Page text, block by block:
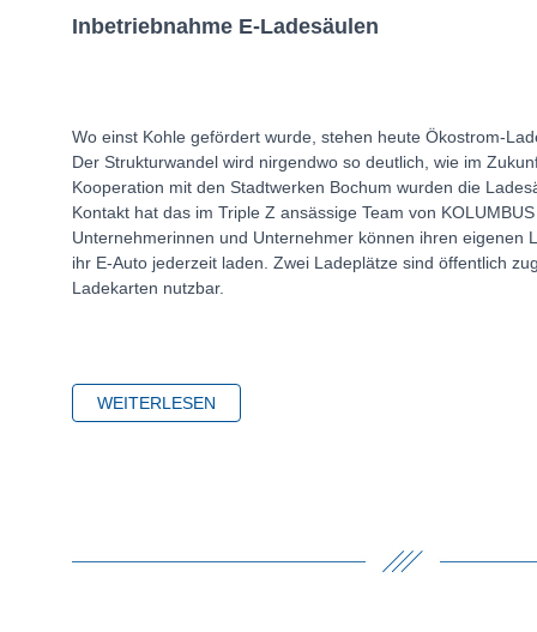
Inbetriebnahme E-Ladesäulen
Wo einst Kohle gefördert wurde, stehen heute Ökostrom-
Der Strukturwandel wird nirgendwo so deutlich, wie im
Kooperation mit den Stadtwerken Bochum wurden die
Kontakt hat das im Triple Z ansässige Team von
Unternehmerinnen und Unternehmer können ihren eigenen
ihr E-Auto jederzeit laden. Zwei Ladeplätze sind öffentlich
Ladekarten nutzbar.
WEITERLESEN